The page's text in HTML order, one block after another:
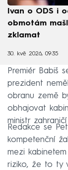
Ivan o ODS i
obmotám
zklamat
30. kvě 2026, 09:35
Premiér Babiš
prezident
obranu země
obhajovat
ministr
Redakce se
kompetenční
mezi
riziko, že to ty